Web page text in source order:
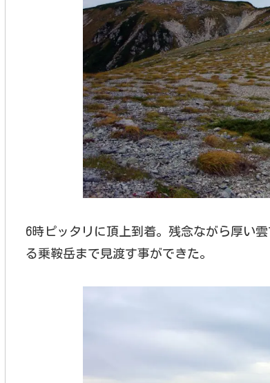
6時ピッタリに頂上到着。残念ながら厚い
る乗鞍岳まで見渡す事ができた。